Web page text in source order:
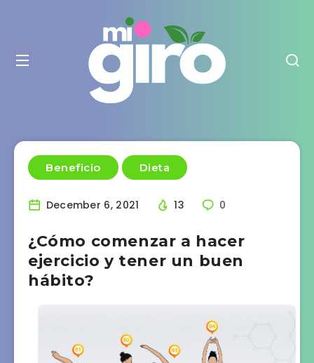
Beneficio Dieta
December 6, 2021 13 0
¿Cómo comenzar a hacer
ejercicio y tener un buen
hábito?